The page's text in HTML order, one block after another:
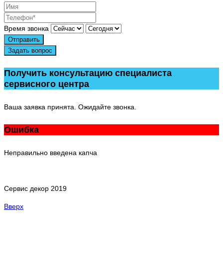
Время звонка
Отправить
Задать вопрос
Получить консультацию специалиста
сервисного центра
Ваша заявка принята. Ожидайте звонка.
Ошибка
Неправильно введена капча
Сервис декор 2019
Вверх